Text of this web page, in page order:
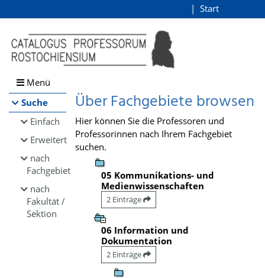
Browsen
direkt zum Inhalt
Start
Menü
Suche
Einfach
Erweitert
nach
Fachgebiet
nach
Fakultät /
Sektion
Über Fachgebiete browsen
Hier können Sie die Professoren und
Professorinnen nach Ihrem Fachgebiet
suchen.
05 Kommunikations- und
Medienwissenschaften
2 Einträge
06 Information und
Dokumentation
2 Einträge